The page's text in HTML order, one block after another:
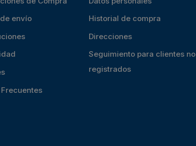
envío
Historial de compra
Direcciones
Seguimiento para clientes no
registrados